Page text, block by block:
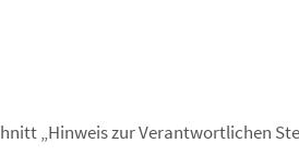
„Hinweis zur Verantwortlichen